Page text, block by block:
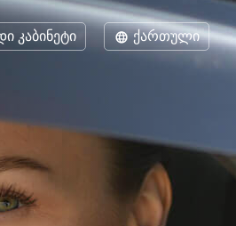
კაბინეტი ქართული